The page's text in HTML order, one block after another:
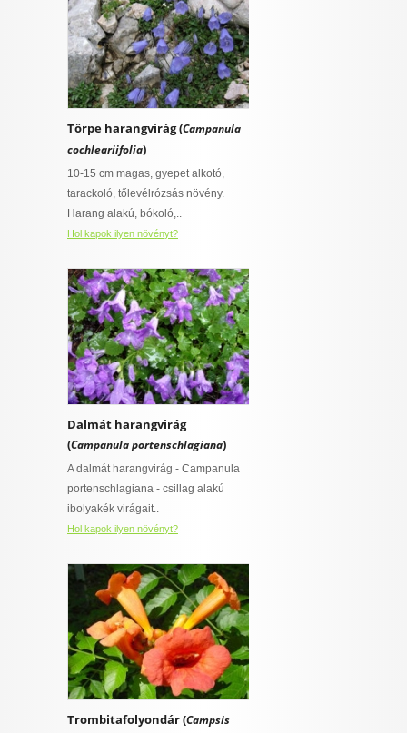
Törpe harangvirág (Campanula
cochleariifolia)
10-15 cm magas, gyepet alkotó,
tarackoló, tőlevélrózsás növény.
Harang alakú, bókoló,..
Hol kapok ilyen növényt?
Dalmát harangvirág
(Campanula portenschlagiana)
A dalmát harangvirág - Campanula
portenschlagiana - csillag alakú
ibolyakék virágait..
Hol kapok ilyen növényt?
Trombitafolyondár (Campsis